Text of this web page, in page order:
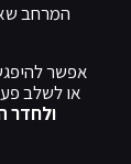
המרחב
אפשר
או לשלב
ולחדר